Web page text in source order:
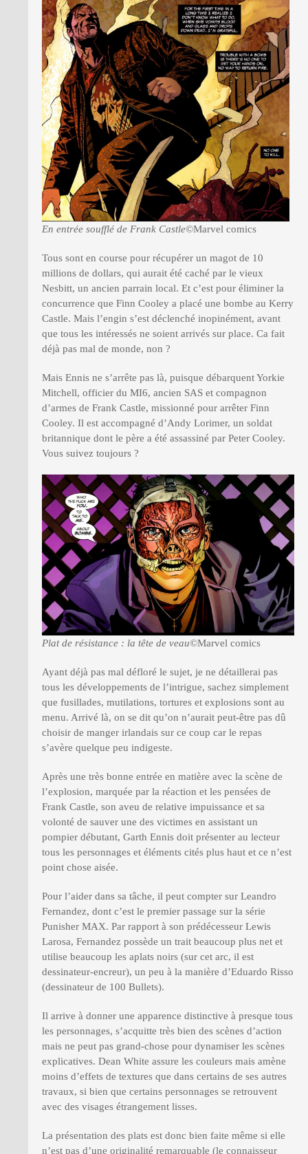
En entrée soufflé de Frank Castle©Marvel comics
Tous sont en course pour récupérer un magot de 10
millions de dollars, qui aurait été caché par le vieux
Nesbitt, un ancien parrain local. Et c’est pour éliminer la
concurrence que Finn Cooley a placé une bombe au Kerry
Castle. Mais l’engin s’est déclenché inopinément, avant
que tous les intéressés ne soient arrivés sur place. Ca fait
déjà pas mal de monde, non ?
Mais Ennis ne s’arrête pas là, puisque débarquent Yorkie
Mitchell, officier du MI6, ancien SAS et compagnon
d’armes de Frank Castle, missionné pour arrêter Finn
Cooley. Il est accompagné d’Andy Lorimer, un soldat
britannique dont le père a été assassiné par Peter Cooley.
Vous suivez toujours ?
Plat de résistance : la tête de veau©Marvel comics
Ayant déjà pas mal défloré le sujet, je ne détaillerai pas
tous les développements de l’intrigue, sachez simplement
que fusillades, mutilations, tortures et explosions sont au
menu. Arrivé là, on se dit qu’on n’aurait peut-être pas dû
choisir de manger irlandais sur ce coup car le repas
s’avère quelque peu indigeste.
Après une très bonne entrée en matière avec la scène de
l’explosion, marquée par la réaction et les pensées de
Frank Castle, son aveu de relative impuissance et sa
volonté de sauver une des victimes en assistant un
pompier débutant, Garth Ennis doit présenter au lecteur
tous les personnages et éléments cités plus haut et ce n’est
point chose aisée.
Pour l’aider dans sa tâche, il peut compter sur Leandro
Fernandez, dont c’est le premier passage sur la série
Punisher MAX. Par rapport à son prédécesseur Lewis
Larosa, Fernandez possède un trait beaucoup plus net et
utilise beaucoup les aplats noirs (sur cet arc, il est
dessinateur-encreur), un peu à la manière d’Eduardo Risso
(dessinateur de 100 Bullets).
Il arrive à donner une apparence distinctive à presque tous
les personnages, s’acquitte très bien des scènes d’action
mais ne peut pas grand-chose pour dynamiser les scènes
explicatives. Dean White assure les couleurs mais amène
moins d’effets de textures que dans certains de ses autres
travaux, si bien que certains personnages se retrouvent
avec des visages étrangement lisses.
La présentation des plats est donc bien faite même si elle
n’est pas d’une originalité remarquable (le connaisseur